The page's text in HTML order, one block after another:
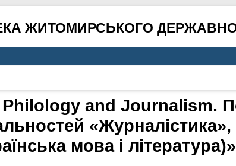
ЖИТОМИРСЬКОГО
and Journalism.
мова і література)»